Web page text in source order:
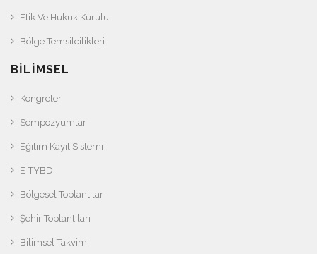
Etik Ve Hukuk Kurulu
Bölge Temsilcilikleri
BILIMSEL
Kongreler
Sempozyumlar
Eğitim Kayıt Sistemi
E-TYBD
Bölgesel Toplantılar
Şehir Toplantıları
Bilimsel Takvim